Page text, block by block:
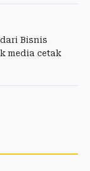
Bisnis
media cetak